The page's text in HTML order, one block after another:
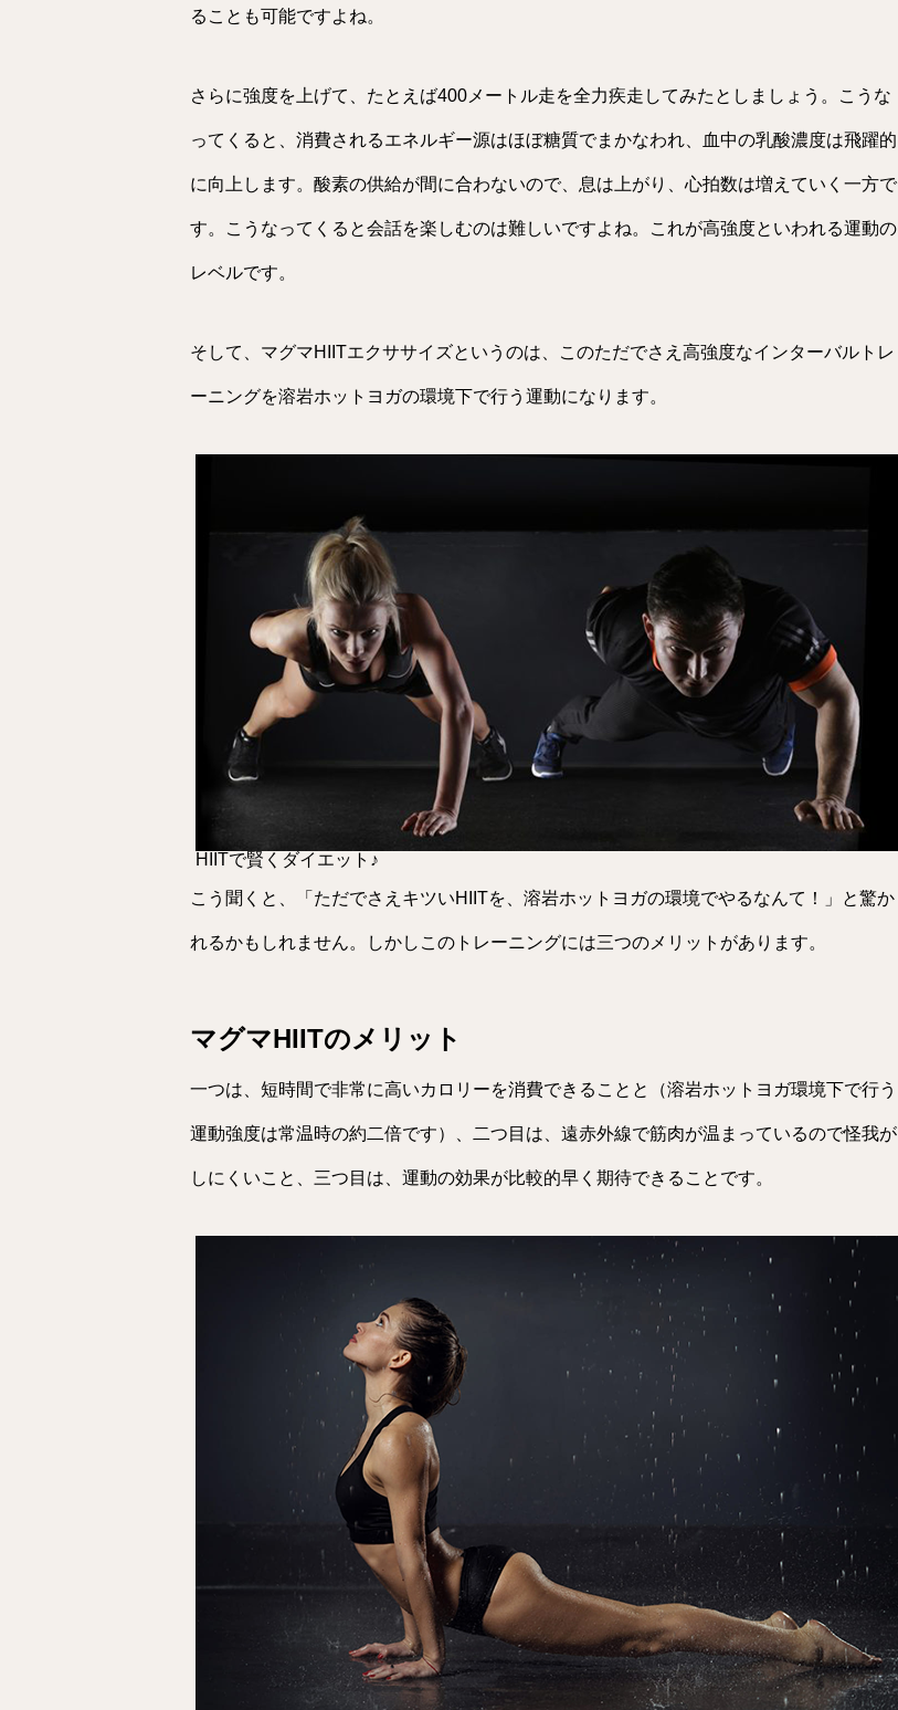
ることも可能ですよね。
さらに強度を上げて、たとえば400メートル走を全力疾走してみたとしましょう。こうな
ってくると、消費されるエネルギー源はほぼ糖質でまかなわれ、血中の乳酸濃度は飛躍的
に向上します。酸素の供給が間に合わないので、息は上がり、心拍数は増えていく一方で
す。こうなってくると会話を楽しむのは難しいですよね。これが高強度といわれる運動の
レベルです。
そして、マグマHIITエクササイズというのは、このただでさえ高強度なインターバルトレ
ーニングを溶岩ホットヨガの環境下で行う運動になります。
HIITで賢くダイエット♪
こう聞くと、「ただでさえキツいHIITを、溶岩ホットヨガの環境でやるなんて！」と驚か
れるかもしれません。しかしこのトレーニングには三つのメリットがあります。
マグマHIITのメリット
一つは、短時間で非常に高いカロリーを消費できることと（溶岩ホットヨガ環境下で行う
運動強度は常温時の約二倍です）、二つ目は、遠赤外線で筋肉が温まっているので怪我が
しにくいこと、三つ目は、運動の効果が比較的早く期待できることです。